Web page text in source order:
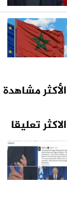
الأكثر مشاهدة
الاكثر تعليقا